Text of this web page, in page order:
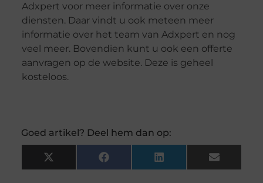
Adxpert voor meer informatie over onze
diensten. Daar vindt u ook meteen meer
informatie over het team van Adxpert en nog
veel meer. Bovendien kunt u ook een offerte
aanvragen op de website. Deze is geheel
kosteloos.
Goed artikel? Deel hem dan op:
X
(Twitter)
Facebook LinkedIn Email